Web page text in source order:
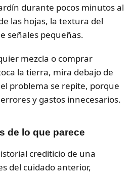
durante pocos minutos al
las hojas, la textura del
señales pequeñas.
mezcla o comprar
la tierra, mira debajo de
problema se repite, porque
y gastos innecesarios.
de lo que parece
crediticio de una
del cuidado anterior,